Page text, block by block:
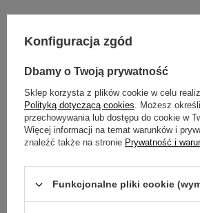
Opinie
Twoja ocena:
Konfiguracja zgód
Dbamy o Twoją prywatność
Sklep korzysta z plików cookie w celu
Polityką dotyczącą cookies. Możesz
przechowywania lub dostępu do cookie w
Więcej informacji na temat warunków i
znaleźć także na stronie Prywatność i
Funkcjonalne pliki cookie